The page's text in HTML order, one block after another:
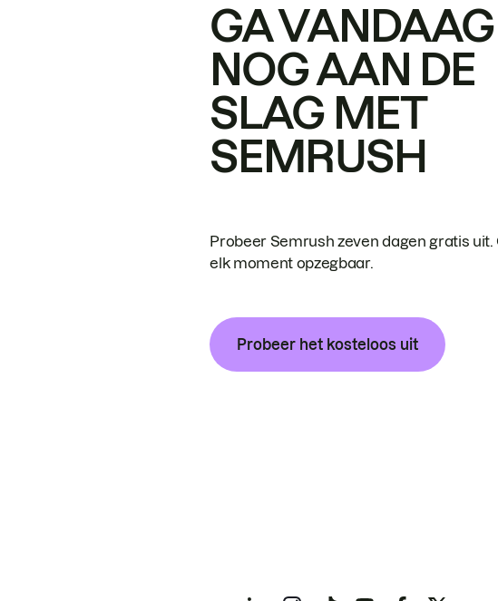
GA VANDAAG
NOG AAN DE
SLAG MET
SEMRUSH
Probeer Semrush zeven dagen gratis uit.
elk moment opzegbaar.
Probeer het kosteloos uit